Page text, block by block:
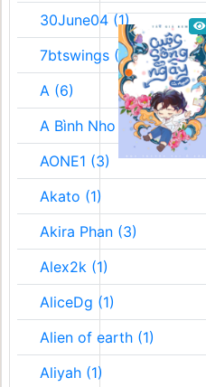
30June04 (1)
7btswings (3)
A (6)
A Bình Nho (2)
AONE1 (3)
Akato (1)
Akira Phan (3)
Alex2k (1)
AliceDg (1)
Alien of earth (1)
Aliyah (1)